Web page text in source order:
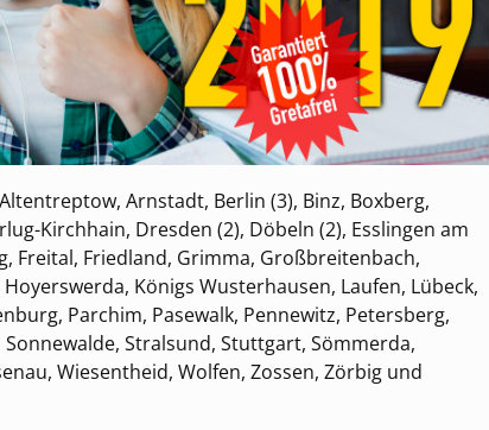
Arnstadt, Berlin (3), Binz, Boxberg,
Kirchhain, Dresden (2), Döbeln (2), Esslingen am
Freital, Friedland, Grimma, Großbreitenbach,
Königs Wusterhausen, Laufen, Lübeck,
Parchim, Pasewalk, Pennewitz, Petersberg,
Stralsund, Stuttgart, Sömmerda,
Wiesentheid, Wolfen, Zossen, Zörbig und